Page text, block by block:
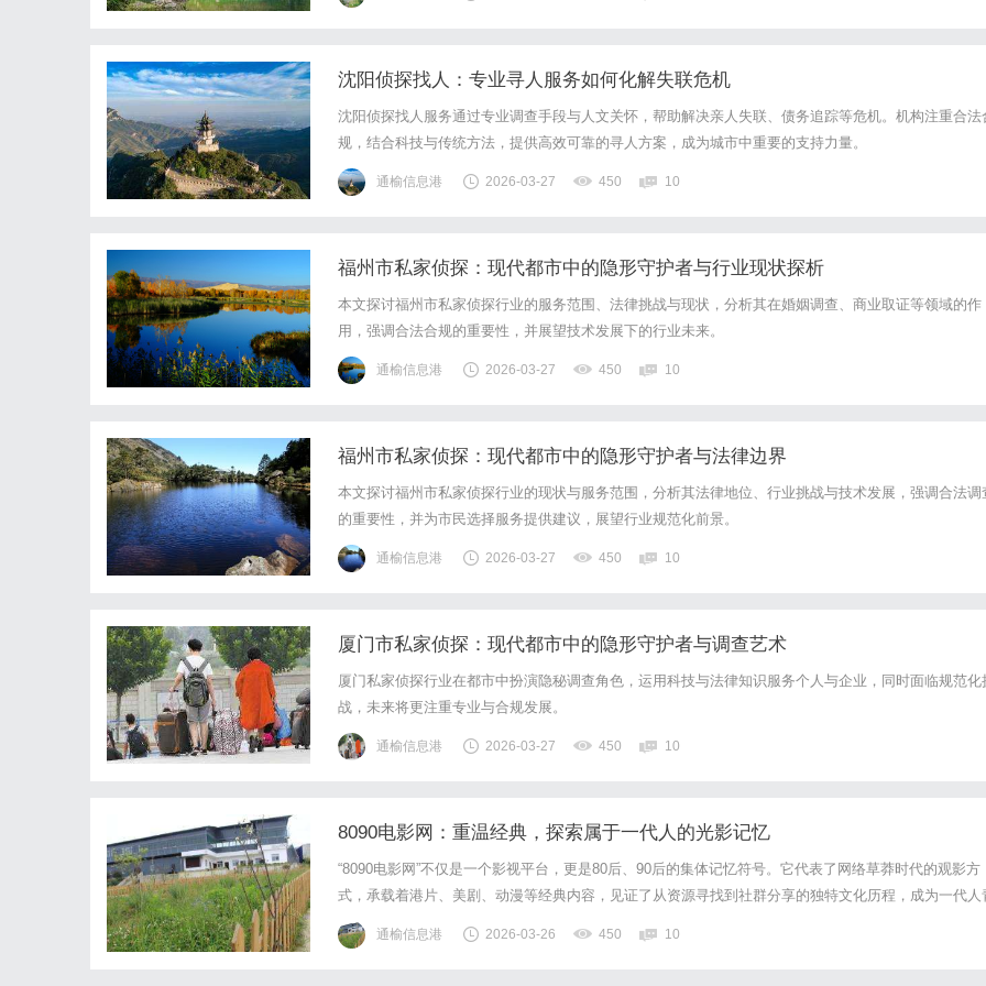
沈阳侦探找人：专业寻人服务如何化解失联危机
沈阳侦探找人服务通过专业调查手段与人文关怀，帮助解决亲人失联、债务追踪等危机。机构注重合法
规，结合科技与传统方法，提供高效可靠的寻人方案，成为城市中重要的支持力量。
通榆信息港 2026-03-27 450 10
福州市私家侦探：现代都市中的隐形守护者与行业现状探析
本文探讨福州市私家侦探行业的服务范围、法律挑战与现状，分析其在婚姻调查、商业取证等领域的作
用，强调合法合规的重要性，并展望技术发展下的行业未来。
通榆信息港 2026-03-27 450 10
福州市私家侦探：现代都市中的隐形守护者与法律边界
本文探讨福州市私家侦探行业的现状与服务范围，分析其法律地位、行业挑战与技术发展，强调合法调
的重要性，并为市民选择服务提供建议，展望行业规范化前景。
通榆信息港 2026-03-27 450 10
厦门市私家侦探：现代都市中的隐形守护者与调查艺术
厦门私家侦探行业在都市中扮演隐秘调查角色，运用科技与法律知识服务个人与企业，同时面临规范化
战，未来将更注重专业与合规发展。
通榆信息港 2026-03-27 450 10
8090电影网：重温经典，探索属于一代人的光影记忆
“8090电影网”不仅是一个影视平台，更是80后、90后的集体记忆符号。它代表了网络草莽时代的观影方
式，承载着港片、美剧、动漫等经典内容，见证了从资源寻找到社群分享的独特文化历程，成为一代人
春岁月中不可磨灭的光影印记。
通榆信息港 2026-03-26 450 10